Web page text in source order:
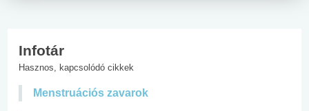
Infotár
Hasznos, kapcsolódó cikkek
Menstruációs zavarok